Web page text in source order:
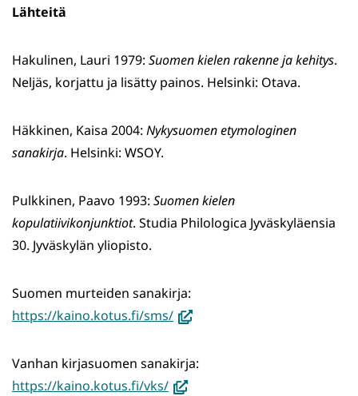
Lähteitä
Hakulinen, Lauri 1979: Suomen kielen rakenne ja kehitys.
Neljäs, korjattu ja lisätty painos. Helsinki: Otava.
Häkkinen, Kaisa 2004: Nykysuomen etymologinen
sanakirja. Helsinki: WSOY.
Pulkkinen, Paavo 1993: Suomen kielen
kopulatiivikonjunktiot. Studia Philologica Jyväskyläensia
30. Jyväskylän yliopisto.
Suomen murteiden sanakirja:
https://kaino.kotus.fi/sms/(avautuu
ikkunaan,
siirryt
Vanhan kirjasuomen sanakirja:
https://kaino.kotus.fi/vks/(avautuu